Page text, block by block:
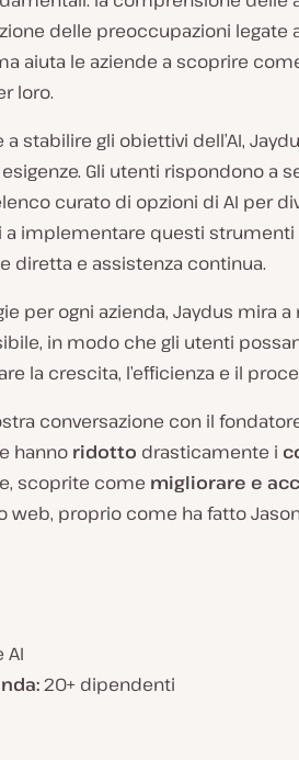
delle preoccupazioni legate
aiuta le aziende a scoprire
loro.
stabilire gli obiettivi dell’AI,
Gli utenti rispondono a
curato di opzioni di AI per
a implementare questi
diretta e assistenza continua.
per ogni azienda, Jaydus mira a
in modo che gli utenti
la crescita, l’efficienza e il
conversazione con il
hanno ridotto drasticamente i
scoprite come migliorare e
web, proprio come ha fatto
AI
20+ dipendenti